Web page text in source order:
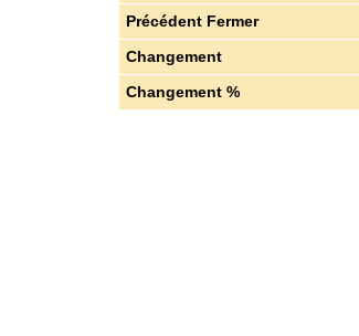
Précédent Fermer
Changement
Changement %